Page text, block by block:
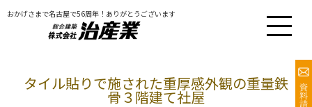
おかげさまで名古屋で56周年！ありがとうございます
タイル貼りで施された重厚感外観の重量鉄
骨３階建て社屋